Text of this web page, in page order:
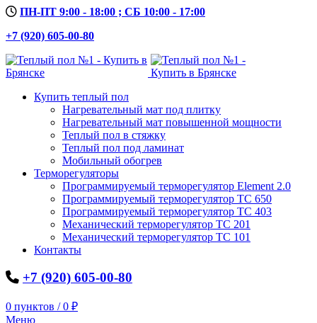
ПН-ПТ 9:00 - 18:00 ; СБ 10:00 - 17:00
+7 (920) 605-00-80
Купить теплый пол
Нагревательный мат под плитку
Нагревательный мат повышенной мощности
Теплый пол в стяжку
Теплый пол под ламинат
Мобильный обогрев
Терморегуляторы
Программируемый терморегулятор Element 2.0
Программируемый терморегулятор ТС 650
Программируемый терморегулятор ТС 403
Механический терморегулятор ТС 201
Механический терморегулятор ТС 101
Контакты
+7 (920) 605-00-80
0 пунктов / 0 ₽
Меню